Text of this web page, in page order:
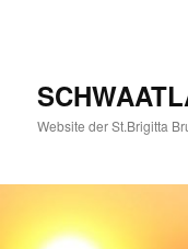
Website der St.Brigitta